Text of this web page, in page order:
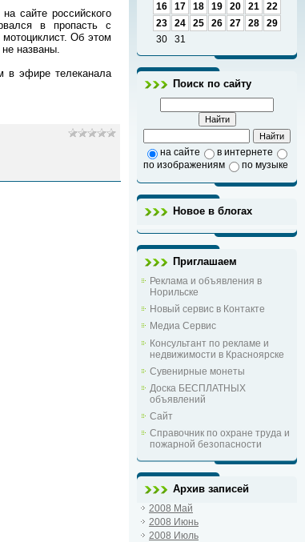
сайте российского
в пропасть с
Об этом
названы.
в эфире телеканала
16
17 18 19 20 21
22
23
24 25 26 27 28
29
30
31
Поиск по сайту
на сайте
в интернете
по изображениям
по музыке
Новое в блогах
Приглашаем
Реклама и объявления в
Норильске
Новый сервис в Контакте
Медиа Сервис
Консультант по рекламе и
недвижимости в Красноярске
Сувенирные монеты
Доска БЕСПЛАТНЫХ
объявлений
Сайт
Справочник по охране труда и
пожарной безопасности
Архив записей
2008 Май
2008 Июнь
2008 Июль